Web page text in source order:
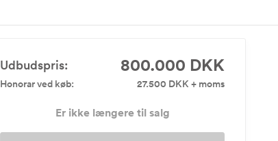
Udbudspris: 800.000 DKK
Honorar ved køb: 27.500 DKK + moms
Er ikke længere til salg